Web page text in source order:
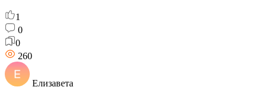
1
0
0
260
Елизавета